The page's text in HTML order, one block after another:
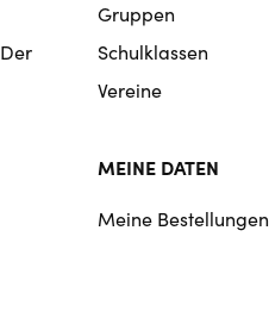
Gruppen
Schulklassen
Vereine
MEINE DATEN
Meine Bestellungen